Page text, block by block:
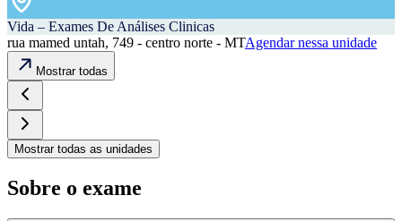
Vida – Exames De Análises Clinicas
rua mamed untah, 749 - centro norte - MTAgendar nessa unidade
Mostrar todas
Mostrar todas as unidades
Sobre o exame